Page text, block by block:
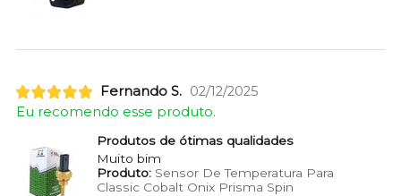
Fernando S. 02/12/2025
Eu recomendo esse produto.
Produtos de ótimas qualidades
Muito bim
Produto:Sensor De Temperatura Para
Classic Cobalt Onix Prisma Spin